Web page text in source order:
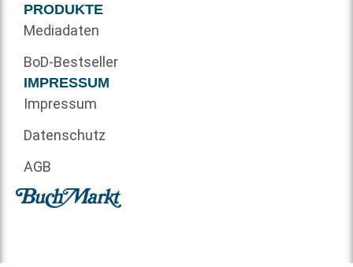
PRODUKTE
Mediadaten
BoD-Bestseller
IMPRESSUM
Impressum
Datenschutz
AGB